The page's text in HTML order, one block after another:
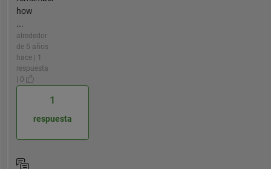
how
...
alrededor
de 5 años
hace | 1
respuesta
| 0
1
respuesta